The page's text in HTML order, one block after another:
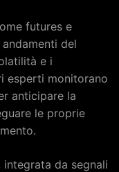
futures e
del
e i
esperti monitorano
anticipare la
le proprie
integrata da segnali